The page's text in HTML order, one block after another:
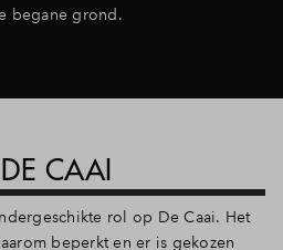
begane grond.
CAAI
rol op De Caai. Het
beperkt en er is gekozen